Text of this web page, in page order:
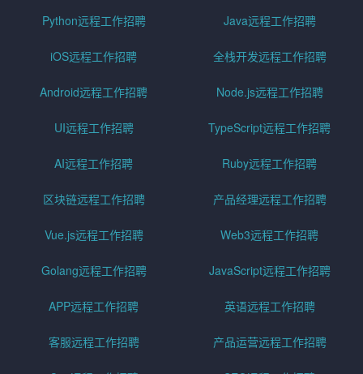
Python远程工作招聘 Java远程工作招聘
iOS远程工作招聘 全栈开发远程工作招聘
Android远程工作招聘 Node.js远程工作招聘
UI远程工作招聘 TypeScript远程工作招聘
AI远程工作招聘 Ruby远程工作招聘
区块链远程工作招聘 产品经理远程工作招聘
Vue.js远程工作招聘 Web3远程工作招聘
Golang远程工作招聘 JavaScript远程工作招聘
APP远程工作招聘 英语远程工作招聘
客服远程工作招聘 产品运营远程工作招聘